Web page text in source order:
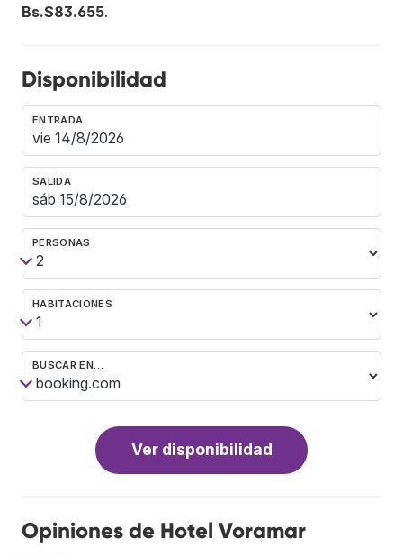
Bs.S83.655.
Disponibilidad
ENTRADA
SALIDA
PERSONAS
HABITACIONES
BUSCAR EN…
Ver disponibilidad
Opiniones de Hotel Voramar